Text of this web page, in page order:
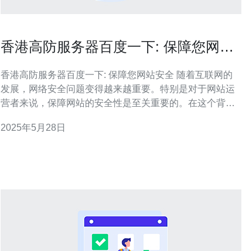
香港高防服务器百度一下: 保障您网站
香港高防服务器百度一下: 保障您网站安全 随着互联网的
发展，网络安全问题变得越来越重要。特别是对于网站运
营者来说，保障网站的安全性是至关重要的。在这个背景
为您介绍香港高防服务器的优势，以及为什么选择它可以
2025年5月28日